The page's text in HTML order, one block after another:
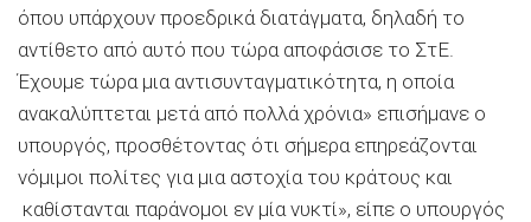
όπου υπάρχουν προεδρικά διατάγματα, δηλαδή το
αντίθετο από αυτό που τώρα αποφάσισε το ΣτΕ.
Έχουμε τώρα μια αντισυνταγματικότητα, η οποία
ανακαλύπτεται μετά από πολλά χρόνια» επισήμανε ο
υπουργός, προσθέτοντας ότι σήμερα επηρεάζονται
νόμιμοι πολίτες για μια αστοχία του κράτους και
καθίστανται παράνομοι εν μία νυκτί», είπε ο υπουργός